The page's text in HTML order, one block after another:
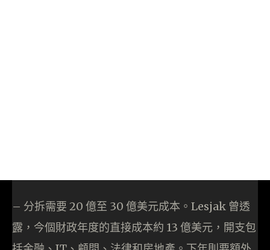
– 分拆需要 20 億至 30 億美元成本。Lesjak 曾透
露，今個財政年度的直接成本約 13 億美元，開支包